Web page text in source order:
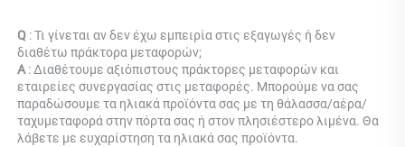
Q : Τι γίνεται αν δεν έχω εμπειρία στις εξαγωγές ή δεν
διαθέτω πράκτορα μεταφορών;
Α : Διαθέτουμε αξιόπιστους πράκτορες μεταφορών και
εταιρείες συνεργασίας στις μεταφορές. Μπορούμε να σας
παραδώσουμε τα ηλιακά προϊόντα σας με τη θάλασσα/αέρα/
ταχυμεταφορά στην πόρτα σας ή στον πλησιέστερο λιμένα. Θα
λάβετε με ευχαρίστηση τα ηλιακά σας προϊόντα.